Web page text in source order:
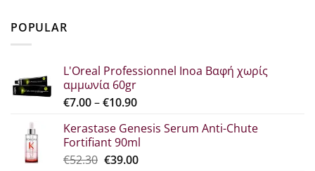
POPULAR
L'Oreal Professionnel Inoa Βαφή χωρίς
αμμωνία 60gr
€7.00–€10.90Price
€7.00
through
€10.90
Kerastase Genesis Serum Anti-Chute
Fortifiant 90ml
€52.30 Original
€39.00Η